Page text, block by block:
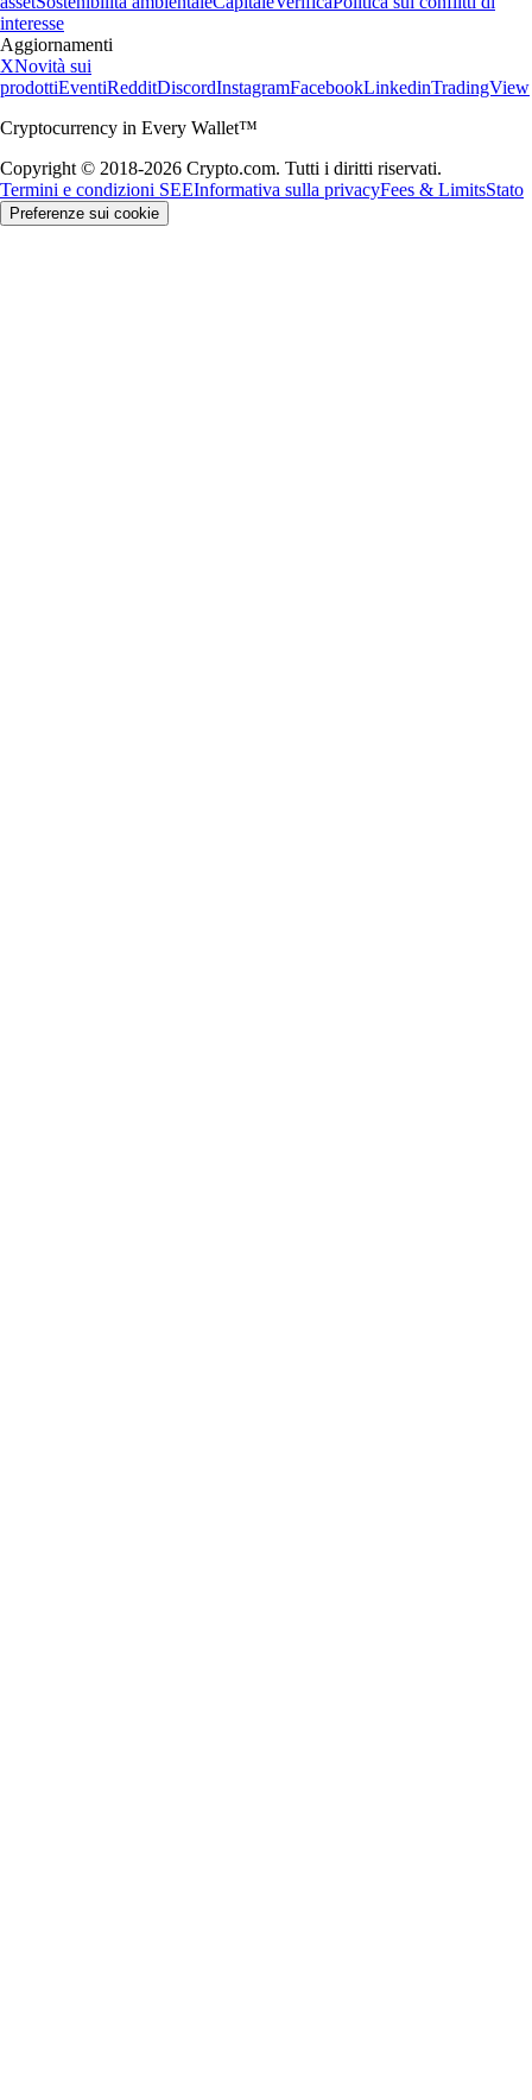
interesse
Aggiornamenti
XNovità sui
prodottiEventiRedditDiscordInstagramFacebookLinkedinTradingView
Cryptocurrency in Every Wallet™
Copyright © 2018-2026 Crypto.com. Tutti i diritti riservati.
Termini e condizioni SEEInformativa sulla privacyFees & LimitsStato
Preferenze sui cookie